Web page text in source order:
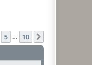
5 10